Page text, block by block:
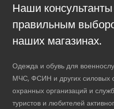
Наши
правильным
наших магазинах.
Одежда и обувь для
МЧС, ФСИН и других силовых
охранных организаций и
туристов и любителей